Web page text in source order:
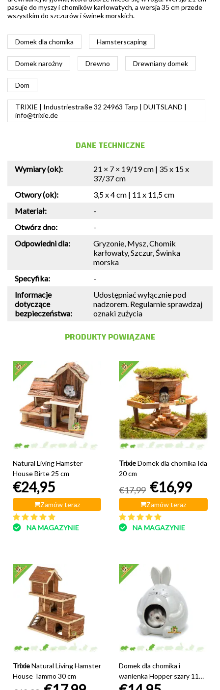
pasuje do myszy i chomików karłowatych, a wersja 35 cm przede
wszystkim do szczurów i świnek morskich.
Domek dla chomika Hamsterscaping
Domek narożny Drewno Drewniany domek
Dom
TRIXIE | Industriestraße 32 24963 Tarp | DUITSLAND |
info@trixie.de
DANE TECHNICZNE
Wymiary (ok):
21 × 7 × 19/19 cm | 35 x 15 x
37/37 cm
Otwory (ok):
3,5 x 4 cm | 11 x 11,5 cm
Materiał:
-
Otwórz dno:
-
Odpowiedni dla:
Gryzonie, Mysz, Chomik
karłowaty, Szczur, Świnka
morska
Specyfika:
-
Informacje
dotyczące
bezpieczeństwa:
Udostępniać wyłącznie pod
nadzorem. Regularnie sprawdzaj
oznaki zużycia
PRODUKTY POWIĄZANE
Natural Living Hamster
House Birte 25 cm
€24,95
Zamów teraz
NA MAGAZYNIE
TrixieDomek dla chomika Ida
20 cm
€17,99 €16,99
Zamów teraz
NA MAGAZYNIE
Trixie Natural Living Hamster
House Tammo 30 cm
Domek dla chomika i
wanienka Hopper szary 11
cm